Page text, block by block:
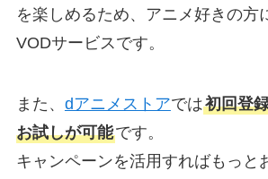
を楽しめるため、アニメ好きの方
VODサービスです。
また、 dアニメストアでは初回登
お試しが可能です。
キャンペーンを活用すればもっと